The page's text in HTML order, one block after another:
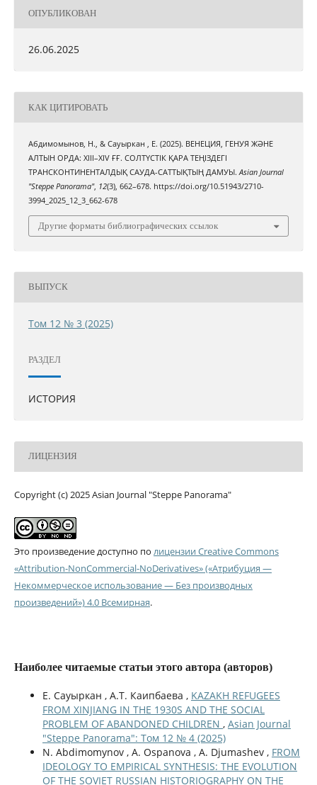
ОПУБЛИКОВАН
26.06.2025
КАК ЦИТИРОВАТЬ
Абдимомынов, Н., & Сауыркан , Е. (2025). ВЕНЕЦИЯ, ГЕНУЯ ЖӘНЕ
АЛТЫН ОРДА: XIII–XIV ҒҒ. СОЛТҮСТІК ҚАРА ТЕҢІЗДЕГІ
ТРАНСКОНТИНЕНТАЛДЫҚ САУДА-САТТЫҚТЫҢ ДАМУЫ.Asian Journal
"Steppe Panorama", 12(3), 662–678. https://doi.org/10.51943/2710-
3994_2025_12_3_662-678
Другие форматы библиографических ссылок
ВЫПУСК
Том 12 № 3 (2025)
РАЗДЕЛ
ИСТОРИЯ
ЛИЦЕНЗИЯ
Copyright (c) 2025 Asian Journal "Steppe Panorama"
Это произведение доступно по лицензии Creative Commons
«Attribution-NonCommercial-NoDerivatives» («Атрибуция —
Некоммерческое использование — Без производных
произведений») 4.0 Всемирная.
Наиболее читаемые статьи этого автора (авторов)
Е. Сауыркан , А.Т. Каипбаева , KAZAKH REFUGEES
FROM XINJIANG IN THE 1930S AND THE SOCIAL
PROBLEM OF ABANDONED CHILDREN , Asian Journal
"Steppe Panorama": Том 12 № 4 (2025)
N. Abdimomynov , A. Ospanova , A. Djumashev , FROM
IDEOLOGY TO EMPIRICAL SYNTHESIS: THE EVOLUTION
OF THE SOVIET RUSSIAN HISTORIOGRAPHY ON THE